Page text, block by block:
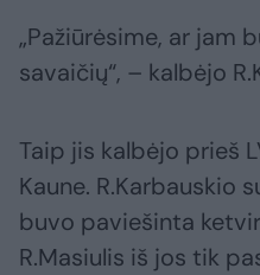
„Pažiūrėsime, ar jam
savaičių“, – kalbėjo
Taip jis kalbėjo prieš
Kaune. R.Karbauskio
buvo paviešinta
R.Masiulis iš jos tik